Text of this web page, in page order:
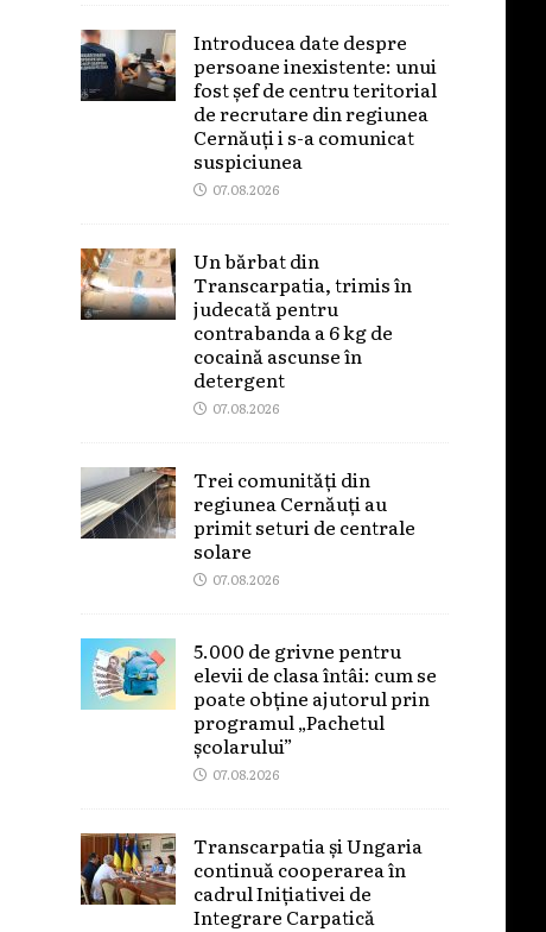
Introducea date despre
persoane inexistente: unui
fost șef de centru teritorial
de recrutare din regiunea
Cernăuți i s-a comunicat
suspiciunea
07.08.2026
Un bărbat din
Transcarpatia, trimis în
judecată pentru
contrabanda a 6 kg de
cocaină ascunse în
detergent
07.08.2026
Trei comunități din
regiunea Cernăuți au
primit seturi de centrale
solare
07.08.2026
5.000 de grivne pentru
elevii de clasa întâi: cum se
poate obține ajutorul prin
programul „Pachetul
școlarului”
07.08.2026
Transcarpatia și Ungaria
continuă cooperarea în
cadrul Inițiativei de
Integrare Carpatică